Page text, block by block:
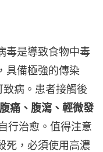
毒是導致食物中毒
具備極強的傳染
病。患者接觸後
痛、腹瀉、輕微發
行治愈。值得注意
死，必須使用高濃